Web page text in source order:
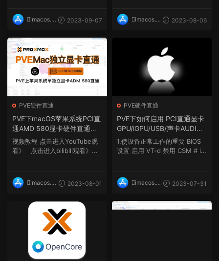
imacos.t
2023-09-07
rt failed: QEMU exited with
code 1错误的解决方案
imacos.t
2023-08-06
PVE硬件直通
PVE下macOS苹果系统PCI直
通AMD 580显卡硬件直通实
例提取显卡rom教程
视频教程 点击进入YouTube观
看》 点击进入bilibili观看》...
imacos.t
2023-08-01
PVE硬件直通
PVE下如何启用 PCI直通显卡
GPU/iGPU/USB/声卡AUDIO
等硬件直通教程
1.使设备正常工作的重要 BIOS
设置 启用 VT-d 禁用 CSM # i4
imacos.t
2023-07-31